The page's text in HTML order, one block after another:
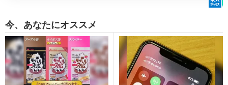
今、あなたにオススメ